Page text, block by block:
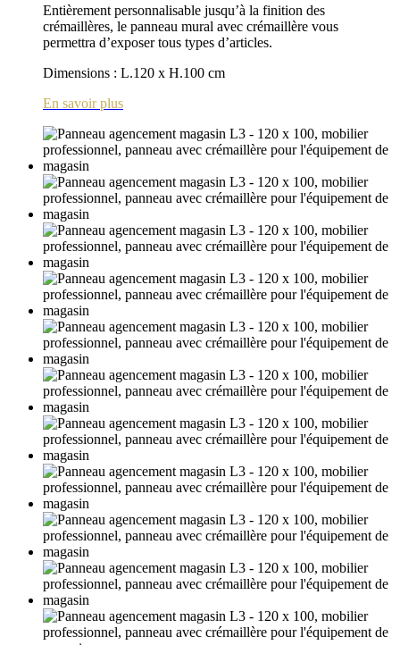
Entièrement personnalisable jusqu’à la finition des
crémaillères, le panneau mural avec crémaillère vous
permettra d’exposer tous types d’articles.
Dimensions : L.120 x H.100 cm
En savoir plus